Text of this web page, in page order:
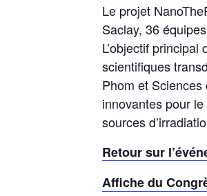
Le projet
Saclay, 36
L’objectif
scientifiques
Phom et
innovantes pour
sources
Retour sur
Affiche du